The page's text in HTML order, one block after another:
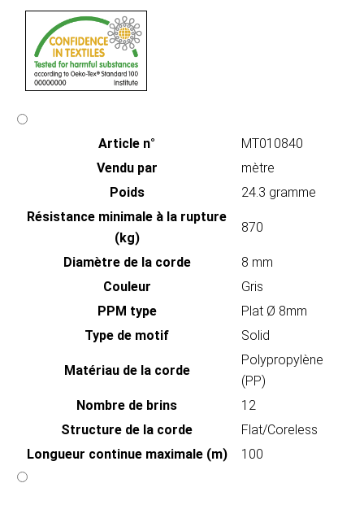
Article n°
MT010840
Vendu par
mètre
Poids
24.3 gramme
Résistance minimale à la rupture
(kg)
870
Diamètre de la corde
8 mm
Couleur
Gris
PPM type
Plat Ø 8mm
Type de motif
Solid
Matériau de la corde
Polypropylène
(PP)
Nombre de brins
12
Structure de la corde
Flat/Coreless
Longueur continue maximale (m)
100